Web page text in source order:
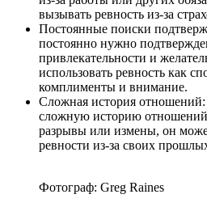
вызывать ревность из-за
Постоянные поиски
постоянно нужно
привлекательности и
использовать ревность как
комплименты и внимание.
Сложная история
сложную историю
разрывы или измены, он
ревности из-за своих
Фотограф: Greg Raines